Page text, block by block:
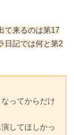
て来るのは第17
日記では何と第2
ってからだけ
してほしかっ